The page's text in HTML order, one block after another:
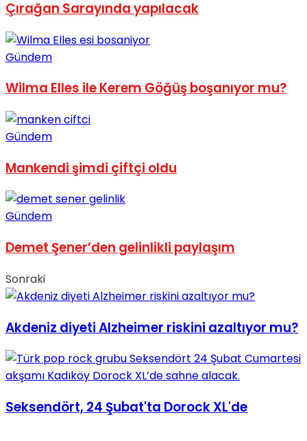
Çırağan Sarayında yapılacak
Gündem
Wilma Elles ile Kerem Göğüş boşanıyor mu?
Gündem
Mankendi şimdi çiftçi oldu
Gündem
Demet Şener’den gelinlikli paylaşım
Sonraki
Akdeniz diyeti Alzheimer riskini azaltıyor mu?
Seksendört, 24 Şubat'ta Dorock XL'de